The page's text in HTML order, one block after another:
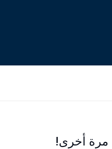
مرة أخرى!